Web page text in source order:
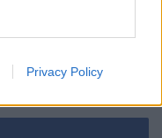
Privacy Policy